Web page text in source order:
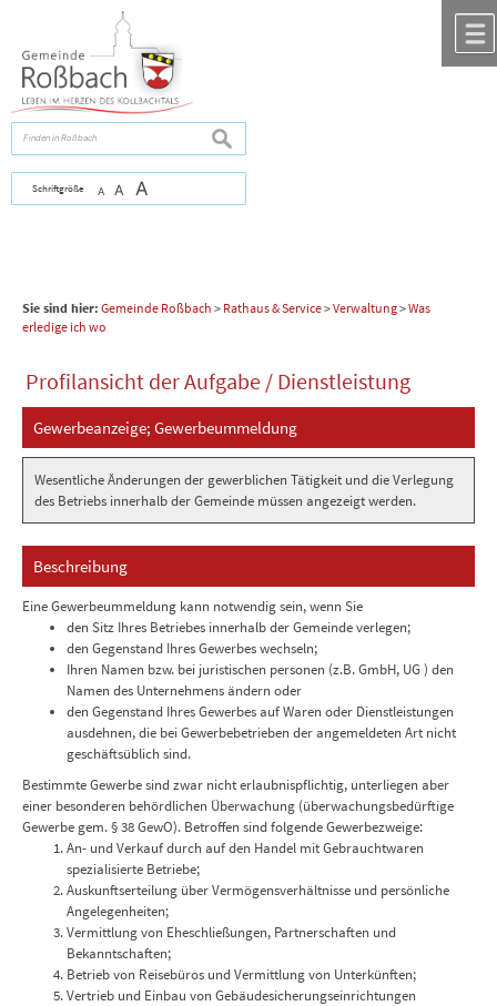
zur Navigation
Schriftgröße A A A
suchen
Sie sind hier: Gemeinde Roßbach > Rathaus & Service>Verwaltung>Was
erledige ich wo
Profilansicht der Aufgabe / Dienstleistung
Gewerbeanzeige; Gewerbeummeldung
Wesentliche Änderungen der gewerblichen Tätigkeit und die Verlegung
des Betriebs innerhalb der Gemeinde müssen angezeigt werden.
Beschreibung
Eine Gewerbeummeldung kann notwendig sein, wenn Sie
den Sitz Ihres Betriebes innerhalb der Gemeinde verlegen;
den Gegenstand Ihres Gewerbes wechseln;
Ihren Namen bzw. bei juristischen personen (z.B. GmbH, UG ) den
Namen des Unternehmens ändern oder
den Gegenstand Ihres Gewerbes auf Waren oder Dienstleistungen
ausdehnen, die bei Gewerbebetrieben der angemeldeten Art nicht
geschäftsüblich sind.
Bestimmte Gewerbe sind zwar nicht erlaubnispflichtig, unterliegen aber
einer besonderen behördlichen Überwachung (überwachungsbedürftige
Gewerbe gem. § 38 GewO). Betroffen sind folgende Gewerbezweige:
An- und Verkauf durch auf den Handel mit Gebrauchtwaren
spezialisierte Betriebe;
Auskunftserteilung über Vermögensverhältnisse und persönliche
Angelegenheiten;
Vermittlung von Eheschließungen, Partnerschaften und
Bekanntschaften;
Betrieb von Reisebüros und Vermittlung von Unterkünften;
Vertrieb und Einbau von Gebäudesicherungseinrichtungen